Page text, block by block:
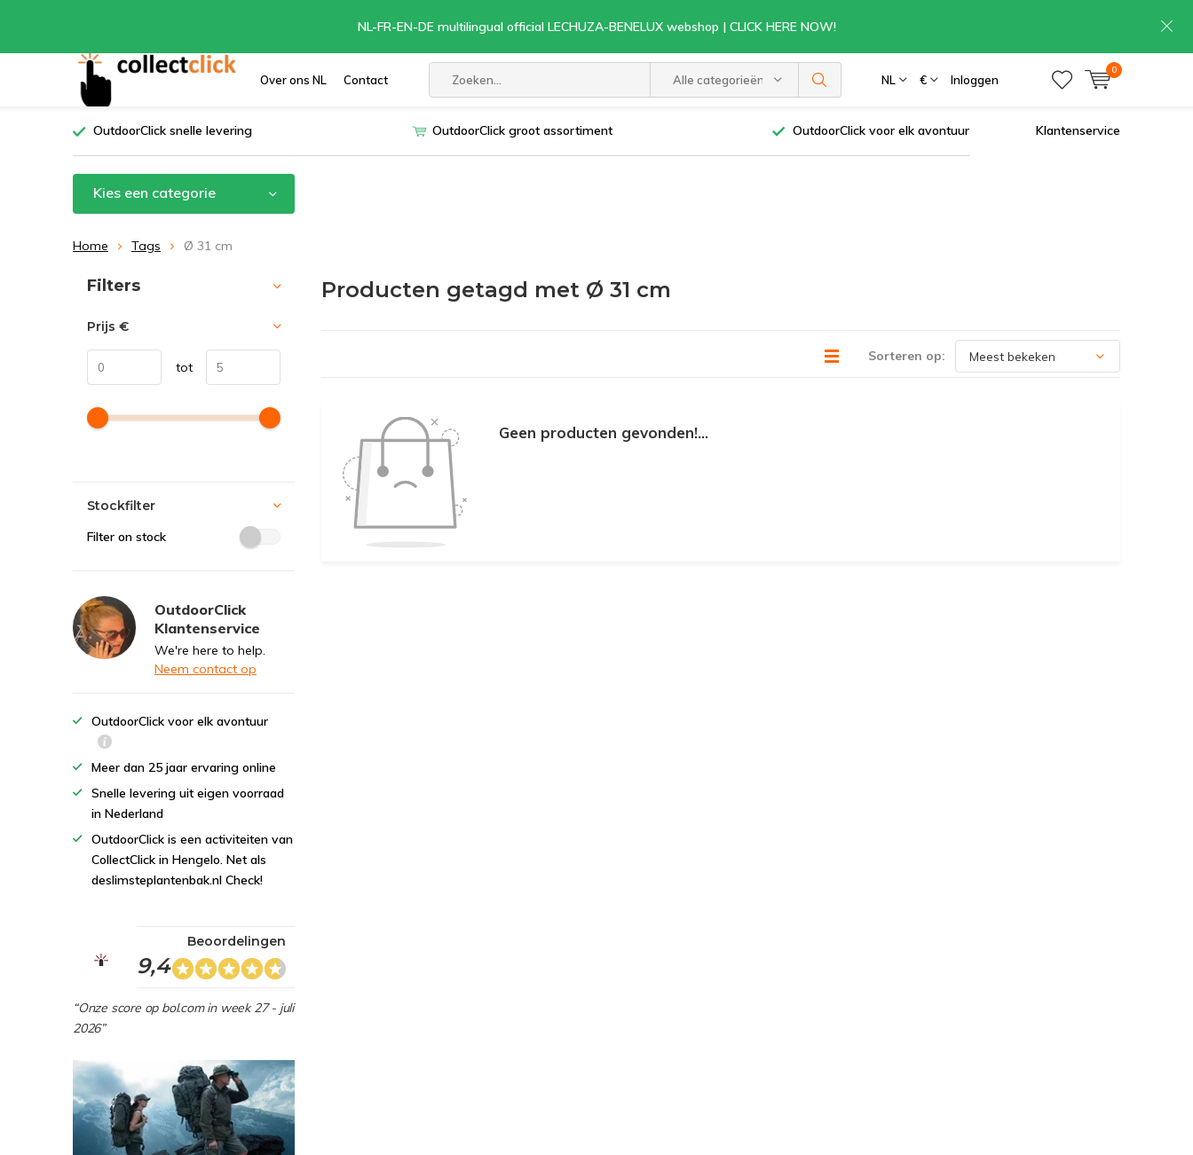
Over ons NL Contact Alle categorieën NL € Inloggen
0
NL-FR-EN-DE multilingual official LECHUZA-BENELUX webshop | CLICK HERE NOW!
OutdoorClick snelle levering OutdoorClick groot assortiment OutdoorClick voor elk avontuur Klantenservice
Kies een categorie
Home Tags Ø 31 cm
Producten getagd met Ø 31 cm
Sorteren op:
Geen producten gevonden!...
Sorteren op:
Filters
Prijs €
tot
Stockfilter
Filter on stock
OutdoorClick
Klantenservice
We're here to help.
Neem contact op
OutdoorClick voor elk avontuur
Meer dan 25 jaar ervaring online
Snelle levering uit eigen voorraad
in Nederland
OutdoorClick is een activiteiten van
CollectClick in Hengelo. Net als
deslimsteplantenbak.nl Check!
9,4
Beoordelingen
“Onze score op bol.com in week 27 - juli
2026”